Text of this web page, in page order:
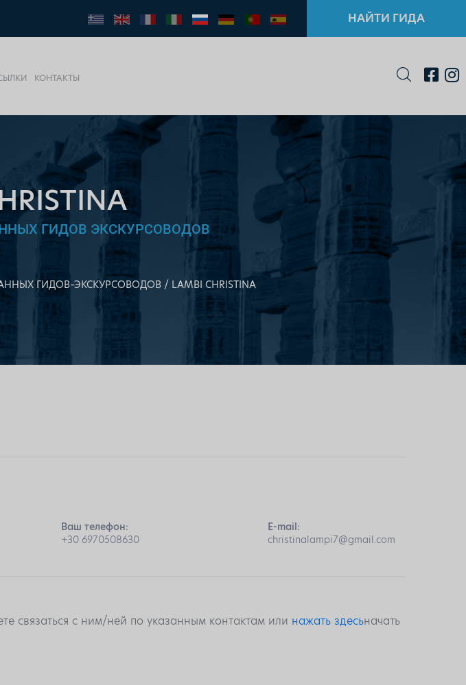
НАЙТИ ГИДА
КОНТАКТЫ
ГИДОВ ЭКСКУРСОВОДОВ
ГИДОВ–ЭКСКУРСОВОДОВ LAMBI CHRISTINA
Ваш телефон:
+30 6970508630
E-mail:
christinalampi7@gmail.com
с ним/ней по указанным контактам или нажать здесьначать